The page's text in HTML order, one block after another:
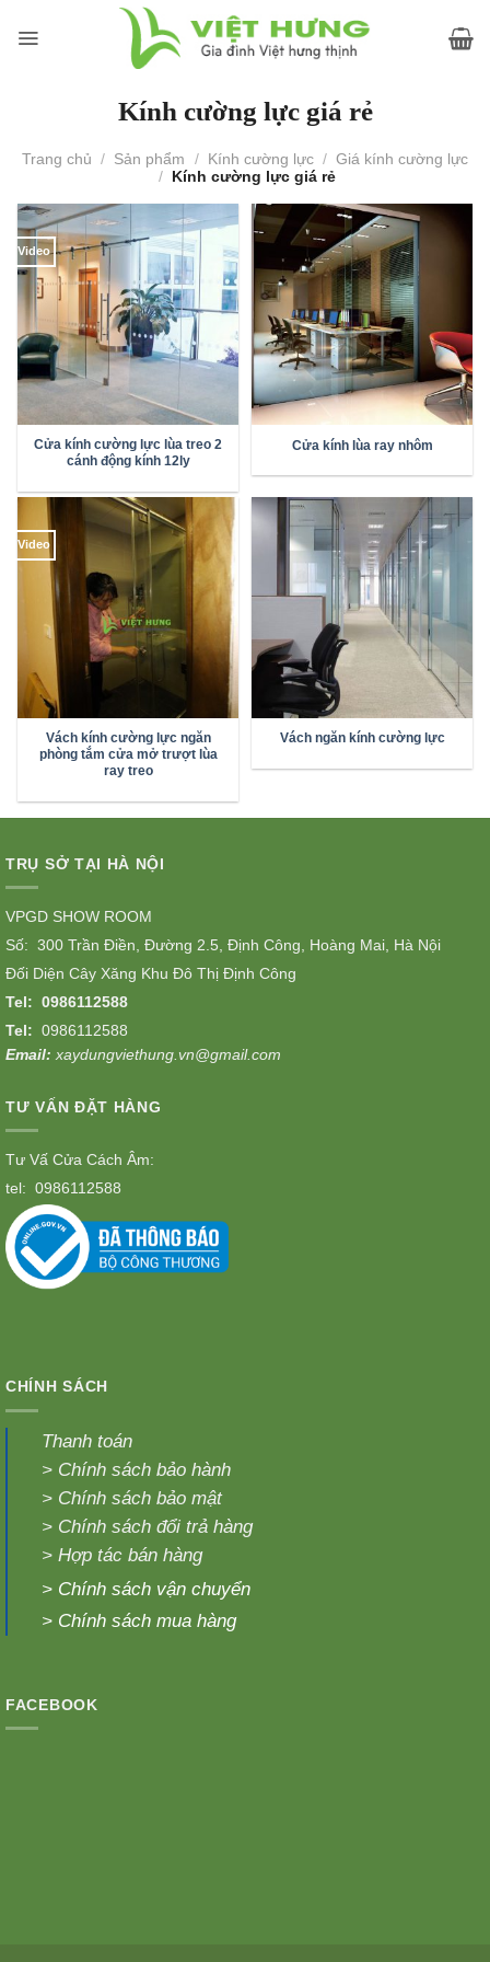
Kính cường lực giá rẻ
Trang chủ / Sản phẩm / Kính cường lực / Giá kính cường lực
/ Kính cường lực giá rẻ
Video
Cửa kính cường lực lùa treo 2
cánh động kính 12ly
Cửa kính lùa ray nhôm
Video
Vách kính cường lực ngăn
phòng tắm cửa mở trượt lùa
ray treo
Vách ngăn kính cường lực
TRỤ SỞ TẠI HÀ NỘI
VPGD SHOW ROOM
Số: 300 Trần Điền, Đường 2.5, Định Công, Hoàng Mai, Hà Nội
Đối Diện Cây Xăng Khu Đô Thị Định Công
Tel: 0986112588
Tel: 0986112588
Email: xaydungviethung.vn@gmail.com
TƯ VẤN ĐẶT HÀNG
Tư Vấ Cửa Cách Âm:
tel: 0986112588
CHÍNH SÁCH
Thanh toán
> Chính sách bảo hành
> Chính sách bảo mật
> Chính sách đổi trả hàng
>Hợp tác bán hàng
> Chính sách vận chuyển
> Chính sách mua hàng
FACEBOOK